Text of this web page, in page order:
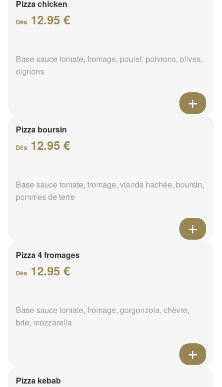
Pizza chicken
Dès 12.95 €
Base sauce tomate, fromage, poulet, poivrons, olives,
oignons
Pizza boursin
Dès 12.95 €
Base sauce tomate, fromage, viande hachée, boursin,
pommes de terre
Pizza 4 fromages
Dès 12.95 €
Base sauce tomate, fromage, gorgonzola, chèvre,
brie, mozzarella
Pizza kebab